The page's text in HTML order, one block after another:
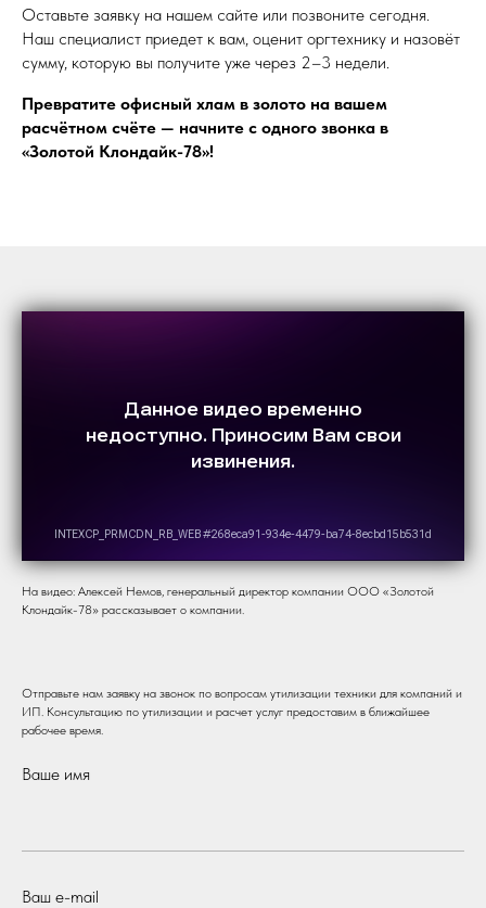
Оставьте заявку на нашем сайте или позвоните сегодня.
Наш специалист приедет к вам, оценит оргтехнику и назовёт
сумму, которую вы получите уже через 2–3 недели.
Превратите офисный хлам в золото на вашем
расчётном счёте — начните с одного звонка в
«Золотой Клондайк-78»!
На видео: Алексей Немов, генеральный директор компании ООО «Золотой
Клондайк-78» рассказывает о компании.
Отправьте нам заявку на звонок по вопросам утилизации техники для компаний и
ИП. Консультацию по утилизации и расчет услуг предоставим в ближайшее
рабочее время.
Ваше имя
Ваш e-mail